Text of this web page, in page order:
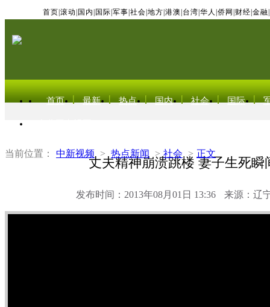
首页 滚动 国内 国际 军事 社会 地方 港澳 台湾 华人 侨网 财经 金融
首页 最新 热点 国内 社会 国际
当前位置： 中新视频 > 热点新闻 > 社会 > 正文
丈夫精神崩溃跳楼 妻子生死瞬
发布时间：2013年08月01日 13:36 来源：辽